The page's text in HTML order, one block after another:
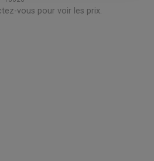
vous pour voir les prix.